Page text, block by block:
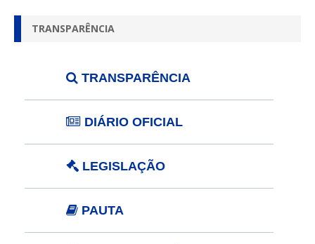
TRANSPARÊNCIA
TRANSPARÊNCIA
DIÁRIO OFICIAL
LEGISLAÇÃO
PAUTA